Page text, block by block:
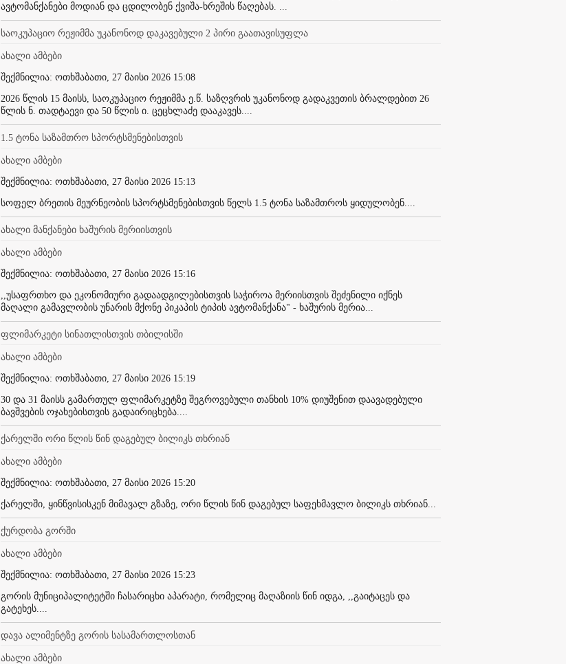
ავტომანქანები მოდიან და ცდილობენ ქვიშა-ხრეშის წაღებას. ...
საოკუპაციო რეჟიმმა უკანონოდ დაკავებული 2 პირი გაათავისუფლა
ახალი ამბები
შექმნილია: ოთხშაბათი, 27 მაისი 2026 15:08
2026 წლის 15 მაისს, საოკუპაციო რეჟიმმა ე.წ. საზღვრის უკანონოდ გადაკვეთის ბრალდებით 26
წლის ნ. თადტაევი და 50 წლის ი. ცეცხლაძე დააკავეს....
1.5 ტონა საზამთრო სპორტსმენებისთვის
ახალი ამბები
შექმნილია: ოთხშაბათი, 27 მაისი 2026 15:13
სოფელ ბრეთის მეურნეობის სპორტსმენებისთვის წელს 1.5 ტონა საზამთროს ყიდულობენ....
ახალი მანქანები ხაშურის მერიისთვის
ახალი ამბები
შექმნილია: ოთხშაბათი, 27 მაისი 2026 15:16
,,უსაფრთხო და ეკონომიური გადაადგილებისთვის საჭიროა მერიისთვის შეძენილი იქნეს
მაღალი გამავლობის უნარის მქონე პიკაპის ტიპის ავტომანქანა" - ხაშურის მერია...
ფლიმარკეტი სინათლისთვის თბილისში
ახალი ამბები
შექმნილია: ოთხშაბათი, 27 მაისი 2026 15:19
30 და 31 მაისს გამართულ ფლიმარკეტზე შეგროვებული თანხის 10% დიუშენით დაავადებული
ბავშვების ოჯახებისთვის გადაირიცხება....
ქარელში ორი წლის წინ დაგებულ ბილიკს თხრიან
ახალი ამბები
შექმნილია: ოთხშაბათი, 27 მაისი 2026 15:20
ქარელში, ყინწვისისკენ მიმავალ გზაზე, ორი წლის წინ დაგებულ საფეხმავლო ბილიკს თხრიან...
ქურდობა გორში
ახალი ამბები
შექმნილია: ოთხშაბათი, 27 მაისი 2026 15:23
გორის მუნიციპალიტეტში ჩასარიცხი აპარატი, რომელიც მაღაზიის წინ იდგა, ,,გაიტაცეს და
გატეხეს....
დავა ალიმენტზე გორის სასამართლოსთან
ახალი ამბები